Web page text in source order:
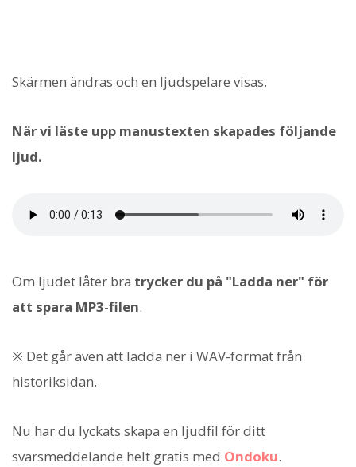
Skärmen ändras och en ljudspelare visas.
När vi läste upp manustexten skapades följande
ljud.
Om ljudet låter bra trycker du på "Ladda ner" för
att spara MP3-filen.
※ Det går även att ladda ner i WAV-format från
historiksidan.
Nu har du lyckats skapa en ljudfil för ditt
svarsmeddelande helt gratis med Ondoku.